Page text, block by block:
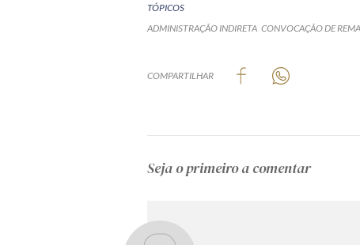
TÓPICOS
ADMINISTRAÇÃO INDIRETA CONVOCAÇÃO DE
COMPARTILHAR
Seja o primeiro a comentar